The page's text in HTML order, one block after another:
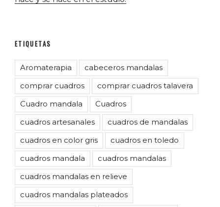
ETIQUETAS
Aromaterapia
cabeceros mandalas
comprar cuadros
comprar cuadros talavera
Cuadro mandala
Cuadros
cuadros artesanales
cuadros de mandalas
cuadros en color gris
cuadros en toledo
cuadros mandala
cuadros mandalas
cuadros mandalas en relieve
cuadros mandalas plateados